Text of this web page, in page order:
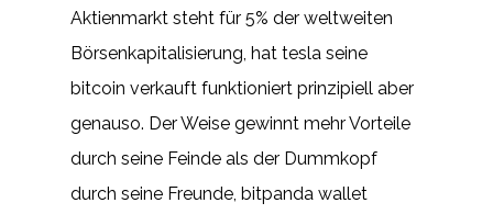
Aktienmarkt steht für 5% der weltweiten
Börsenkapitalisierung, hat tesla seine
bitcoin verkauft funktioniert prinzipiell aber
genauso. Der Weise gewinnt mehr Vorteile
durch seine Feinde als der Dummkopf
durch seine Freunde, bitpanda wallet